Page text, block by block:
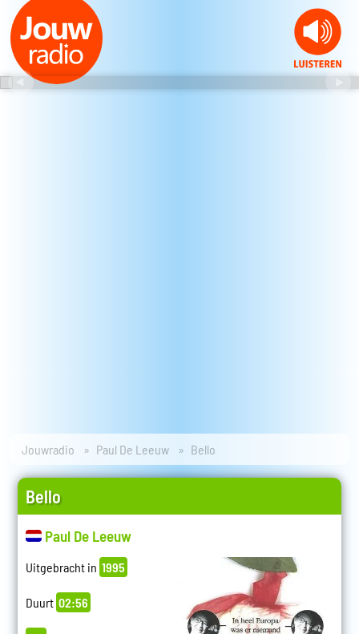
Jouwradio Paul De Leeuw Bello
Bello
Paul De Leeuw
Uitgebracht in 1995
Duurt 02:56